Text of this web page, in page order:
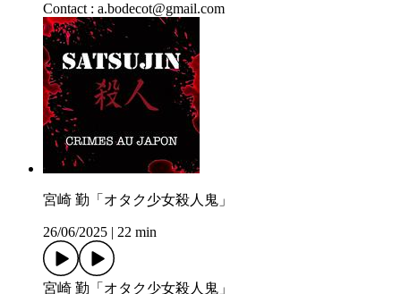
Contact : a.bodecot@gmail.com
宮崎 勤「オタク少女殺人鬼」
26/06/2025 22 min
宮崎 勤「オタク少女殺人鬼」